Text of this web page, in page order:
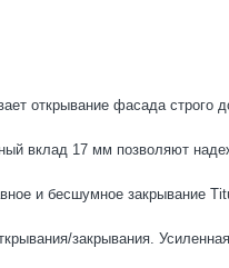
открывание фасада
вклад 17 мм позволяют
и бесшумное закрывание
закрывания.